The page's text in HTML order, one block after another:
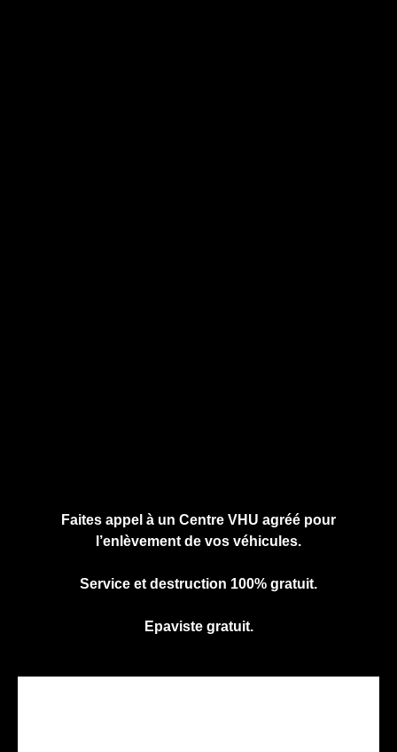
Faites appel à un Centre VHU agréé pour
l’enlèvement de vos véhicules.
Service et destruction 100% gratuit.
Epaviste gratuit.